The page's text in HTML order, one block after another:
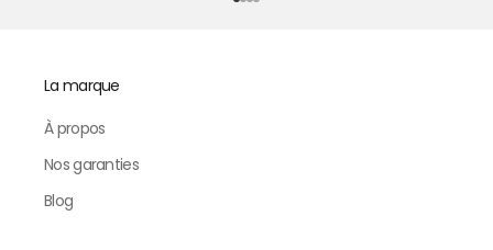
Aller à l'élément 1
Aller à l'élément 2
Aller à l'élément 3
Aller à l'élément 4
La marque
À propos
Nos garanties
Blog